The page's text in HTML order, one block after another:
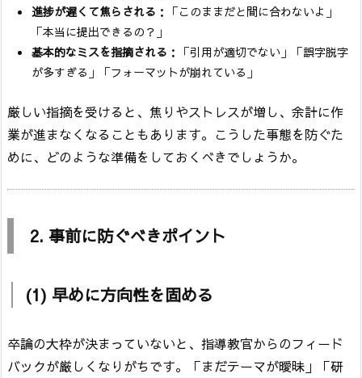
進捗が遅くて焦らされる ：「このままだと間に合わないよ」
「本当に提出できるの？」
基本的なミスを指摘される ：「引用が適切でない」「誤字脱字
が多すぎる」「フォーマットが崩れている」
厳しい指摘を受けると、焦りやストレスが増し、余計に作
業が進まなくなることもあります。こうした事態を防ぐた
めに、どのような準備をしておくべきでしょうか。
2. 事前に防ぐべきポイント
(1) 早めに方向性を固める
卒論の大枠が決まっていないと、指導教官からのフィード
バックが厳しくなりがちです。「まだテーマが曖昧」「研